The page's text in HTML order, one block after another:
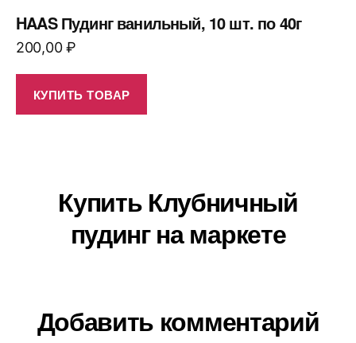
HAAS Пудинг ванильный, 10 шт. по 40г
200,00₽
КУПИТЬ ТОВАР
Купить Клубничный
пудинг на маркете
Добавить комментарий